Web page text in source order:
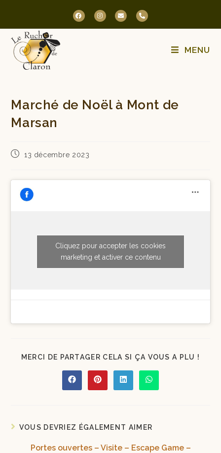
MENU
Marché de Noël à Mont de
Marsan
13 décembre 2023
Cliquez pour accepter les cookies
marketing et activer ce contenu
MERCI DE PARTAGER CELA SI ÇA VOUS A PLU !
VOUS DEVRIEZ ÉGALEMENT AIMER
Portes ouvertes – Visite – Escape Game –